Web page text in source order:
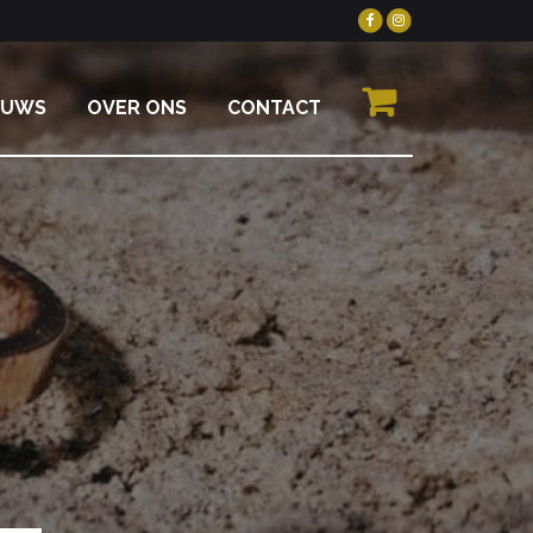
OVER ONS CONTACT